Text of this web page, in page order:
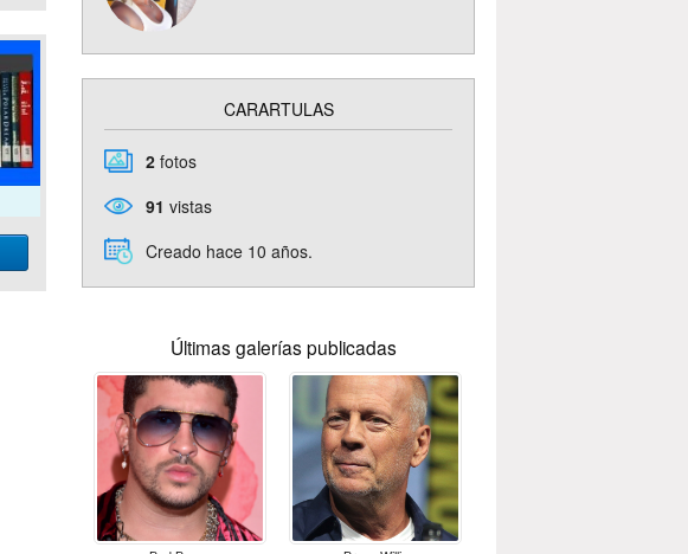
CARARTULAS
2 fotos
91 vistas
Creado hace 10 años.
Últimas galerías publicadas